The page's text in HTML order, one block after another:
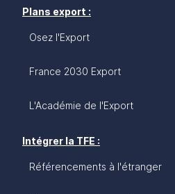
Plans export :
Osez l'Export
France 2030 Export
L'Académie de l'Export
Intégrer la TFE :
Référencements à l'étranger